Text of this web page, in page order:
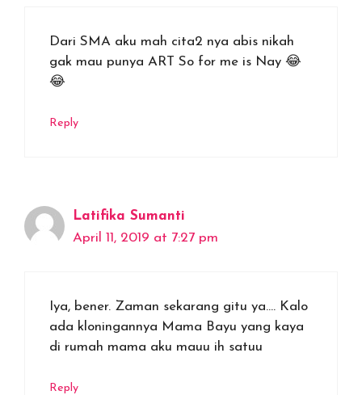
Dari SMA aku mah cita2 nya abis nikah
gak mau punya ART So for me is Nay 😂
😂
Reply
Latifika Sumanti
April 11, 2019 at 7:27 pm
Iya, bener. Zaman sekarang gitu ya…. Kalo
ada kloningannya Mama Bayu yang kaya
di rumah mama aku mauu ih satuu
Reply